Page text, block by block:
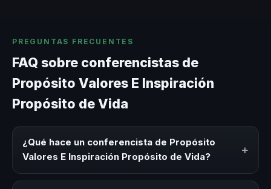
PREGUNTAS FRECUENTES
FAQ sobre conferencistas de
Propósito Valores E Inspiración
Propósito de Vida
¿Qué hace un conferencista de Propósito
Valores E Inspiración Propósito de Vida?
+